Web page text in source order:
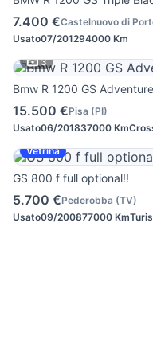
7.400 €Castelnuovo di
Usato07/201294000 Km
3
Bmw R 1200 GS
15.500 €Pisa (PI)
Usato06/201837000 Km
Vetrina
GS 800 f full optional!!
5.700 €Pederobba (TV)
Usato09/200877000 Km